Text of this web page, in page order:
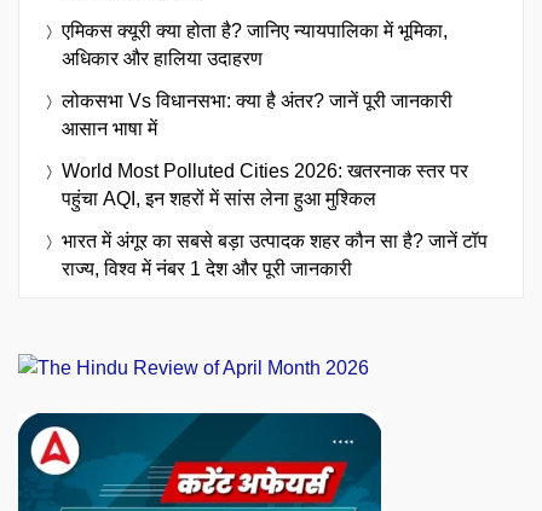
एमिकस क्यूरी क्या होता है? जानिए न्यायपालिका में भूमिका,
अधिकार और हालिया उदाहरण
लोकसभा Vs विधानसभा: क्या है अंतर? जानें पूरी जानकारी
आसान भाषा में
World Most Polluted Cities 2026: खतरनाक स्तर पर
पहुंचा AQI, इन शहरों में सांस लेना हुआ मुश्किल
भारत में अंगूर का सबसे बड़ा उत्पादक शहर कौन सा है? जानें टॉप
राज्य, विश्व में नंबर 1 देश और पूरी जानकारी